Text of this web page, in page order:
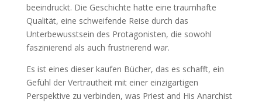
beeindruckt. Die Geschichte hatte eine traumhafte
Qualität, eine schweifende Reise durch das
Unterbewusstsein des Protagonisten, die sowohl
faszinierend als auch frustrierend war.
Es ist eines dieser kaufen Bücher, das es schafft, ein
Gefühl der Vertrautheit mit einer einzigartigen
Perspektive zu verbinden, was Priest and His Anarchist